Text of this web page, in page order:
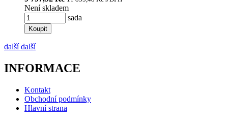
Není skladem
sada
Koupit
další další
INFORMACE
Kontakt
Obchodní podmínky
Hlavní strana